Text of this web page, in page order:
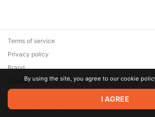
© 2026 Zaya Solutions Limited. All rights
are the property of their respective owners.
Terms of service
Privacy policy
Brand
SupportBy using the site, you agree to our cookie
I AGREE